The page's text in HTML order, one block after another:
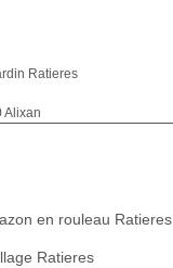
Ratieres
Alixan
en rouleau Ratieres
Ratieres